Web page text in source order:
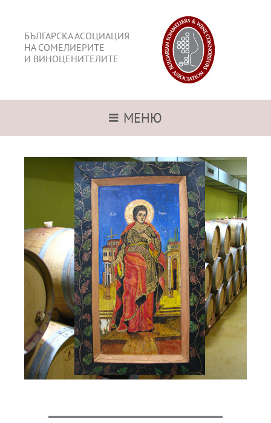
БЪЛГАРСКА АСОЦИАЦИЯ
НА СОМЕЛИЕРИТЕ
И ВИНОЦЕНИТЕЛИТЕ
МЕНЮ